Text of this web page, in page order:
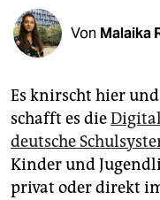
veranstaltungen
shop
unterstützen
abo
genossenschaft
Von Malaika
Es knirscht hier
schafft es die
deutsche
Kinder und
privat oder direkt